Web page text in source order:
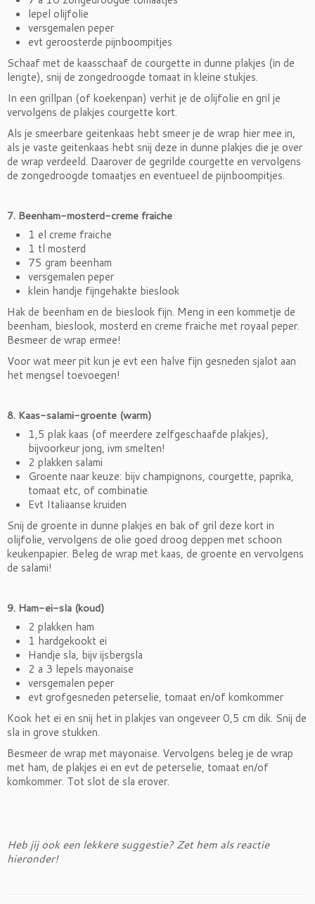
lepel olijfolie
versgemalen peper
evt geroosterde pijnboompitjes
Schaaf met de kaasschaaf de courgette in dunne plakjes (in de
lengte), snij de zongedroogde tomaat in kleine stukjes.
In een grillpan (of koekenpan) verhit je de olijfolie en gril je
vervolgens de plakjes courgette kort.
Als je smeerbare geitenkaas hebt smeer je de wrap hier mee in,
als je vaste geitenkaas hebt snij deze in dunne plakjes die je over
de wrap verdeeld. Daarover de gegrilde courgette en vervolgens
de zongedroogde tomaatjes en eventueel de pijnboompitjes.
7. Beenham-mosterd-creme fraiche
1 el creme fraiche
1 tl mosterd
75 gram beenham
versgemalen peper
klein handje fijngehakte bieslook
Hak de beenham en de bieslook fijn. Meng in een kommetje de
beenham, bieslook, mosterd en creme fraiche met royaal peper.
Besmeer de wrap ermee!
Voor wat meer pit kun je evt een halve fijn gesneden sjalot aan
het mengsel toevoegen!
8. Kaas-salami-groente (warm)
1,5 plak kaas (of meerdere zelfgeschaafde plakjes),
bijvoorkeur jong, ivm smelten!
2 plakken salami
Groente naar keuze: bijv champignons, courgette, paprika,
tomaat etc, of combinatie
Evt Italiaanse kruiden
Snij de groente in dunne plakjes en bak of gril deze kort in
olijfolie, vervolgens de olie goed droog deppen met schoon
keukenpapier. Beleg de wrap met kaas, de groente en vervolgens
de salami!
9. Ham-ei-sla (koud)
2 plakken ham
1 hardgekookt ei
Handje sla, bijv ijsbergsla
2 a 3 lepels mayonaise
versgemalen peper
evt grofgesneden peterselie, tomaat en/of komkommer
Kook het ei en snij het in plakjes van ongeveer 0,5 cm dik. Snij de
sla in grove stukken.
Besmeer de wrap met mayonaise. Vervolgens beleg je de wrap
met ham, de plakjes ei en evt de peterselie, tomaat en/of
komkommer. Tot slot de sla erover.
Heb jij ook een lekkere suggestie? Zet hem als reactie
hieronder!